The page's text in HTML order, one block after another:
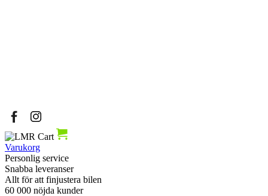
Varukorg
Personlig service
Snabba leveranser
Allt för att finjustera bilen
60 000 nöjda kunder